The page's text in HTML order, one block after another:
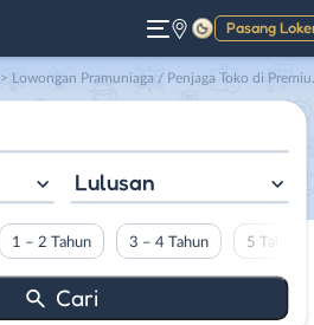
Pasang
Gelap
> Lowongan Pramuniaga / Penjaga Toko di Premium Panen Glasses
Lulusan
1 – 2 Tahun 3 – 4 Tahun 5 Tahun